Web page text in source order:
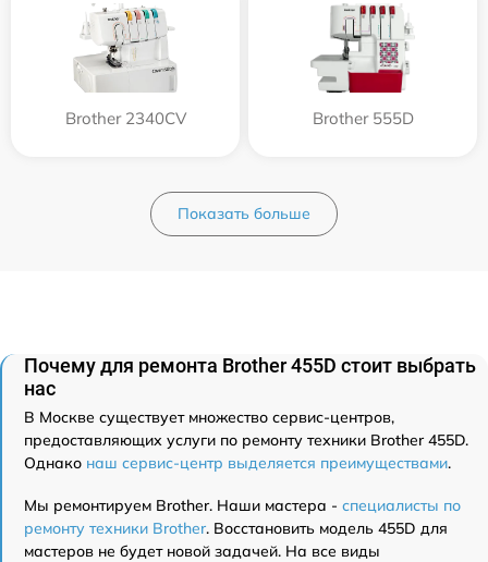
Brother 2340CV Brother 555D
Показать больше
Почему для ремонта Brother 455D стоит выбрать
нас
В Москве существует множество сервис-центров,
предоставляющих услуги по ремонту техники Brother 455D.
Однако наш сервис-центр выделяется преимуществами.
Мы ремонтируем Brother. Наши мастера - специалисты по
ремонту техники Brother. Восстановить модель 455D для
мастеров не будет новой задачей. На все виды